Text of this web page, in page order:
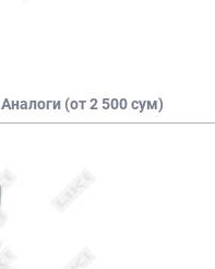
Аналоги (от 2 500 сум)